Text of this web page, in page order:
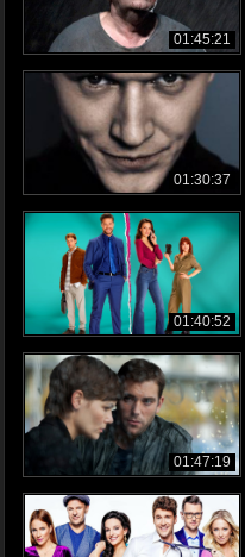
01:45:21
01:30:37
01:40:52
01:47:19